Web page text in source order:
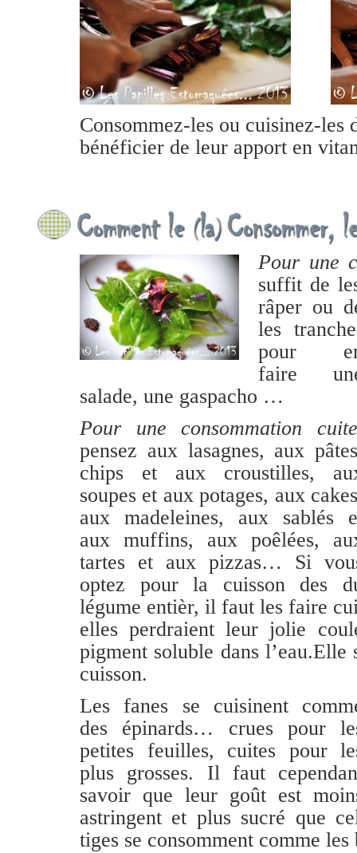
Consommez-les ou cuisinez-les
bénéficier de leur apport en
Pour une
suffit de
râper ou
les
pour
faire
salade, une gaspacho …
Pour une consommation cuite
pensez aux lasagnes, aux
chips et aux croustilles,
soupes et aux potages, aux
aux madeleines, aux sablés
aux muffins, aux poêlées,
tartes et aux pizzas… Si
optez pour la cuisson des
légume entièr, il faut les faire
elles perdraient leur jolie
pigment soluble dans l’eau.Elle
cuisson.
Les fanes se cuisinent
des épinards… crues pour
petites feuilles, cuites pour
plus grosses. Il faut
savoir que leur goût est
astringent et plus sucré que
tiges se consomment comme